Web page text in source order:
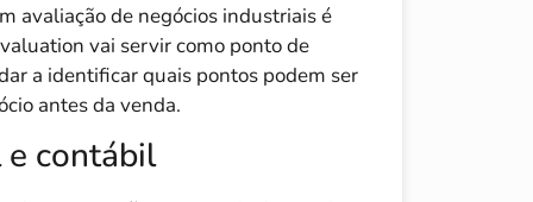
avaliação de negócios industriais é
vai servir como ponto de
a identificar quais pontos podem ser
antes da venda.
contábil